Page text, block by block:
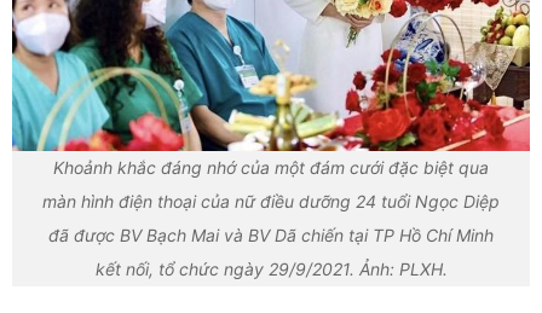
Khoảnh khắc đáng nhớ của một đám cưới đặc biệt qua
màn hình điện thoại của nữ điều dưỡng 24 tuổi Ngọc Diệp
đã được BV Bạch Mai và BV Dã chiến tại TP Hồ Chí Minh
kết nối, tổ chức ngày 29/9/2021. Ảnh: PLXH.